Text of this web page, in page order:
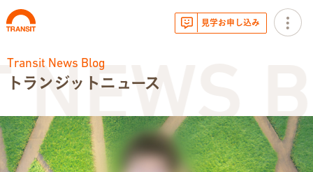
お知らせ
トランジットニュース
Transit News Blog
トランジットニュース
見学お申し込み